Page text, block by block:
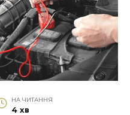
НА ЧИТАННЯ
4 хв